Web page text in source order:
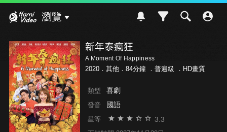
瀏覽
新年泰瘋狂
A Moment Of Happiness
2020．其他．84分鐘 ． 普遍級 ．HD畫質
類型 喜劇
發音 國語
星等 3.3